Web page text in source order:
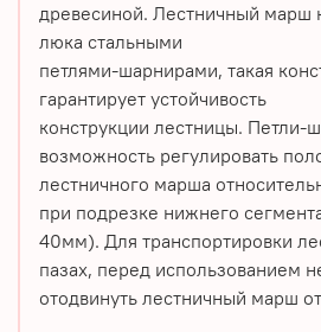
древесиной. Лестничный марш
люка стальными
петлями-шарнирами, такая
гарантирует устойчивость
конструкции лестницы. Петли-
возможность регулировать
лестничного марша
при подрезке нижнего
40мм). Для транспортировки
пазах, перед использованием
отодвинуть лестничный марш